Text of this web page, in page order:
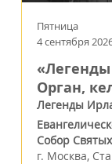
Пятница
4 сентября
Орган,
Легенды
Собор
г. Москва,